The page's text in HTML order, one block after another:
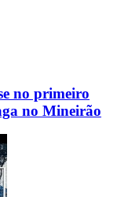
no primeiro
no Mineirão